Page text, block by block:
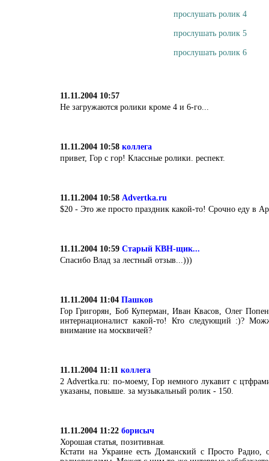
прослушать ролик 4
прослушать ролик 5
прослушать ролик 6
11.11.2004 10:57
Не загружаются ролики кроме 4 и 6-го...
11.11.2004 10:58 коллега
привет, Гор с гор! Классные ролики. респект.
11.11.2004 10:58 Advertka.ru
$20 - Это же просто праздник какой-то! Срочно еду в
11.11.2004 10:59 Старый КВН-щик...
Спасибо Влад за лестный отзыв...)))
11.11.2004 11:04 Пашков
Гор Григорян, Боб Куперман, Иван Квасов, Олег
интернационалист какой-то! Кто следующий :)?
внимание на москвичей?
11.11.2004 11:11 коллега
2 Advertka.ru: по-моему, Гор немного лукавит с
указаны, повыше. за музыкальный ролик - 150.
11.11.2004 11:22 борисыч
Хорошая статья, позитивная.
Кстати на Украине есть Доманский с Просто Радио,